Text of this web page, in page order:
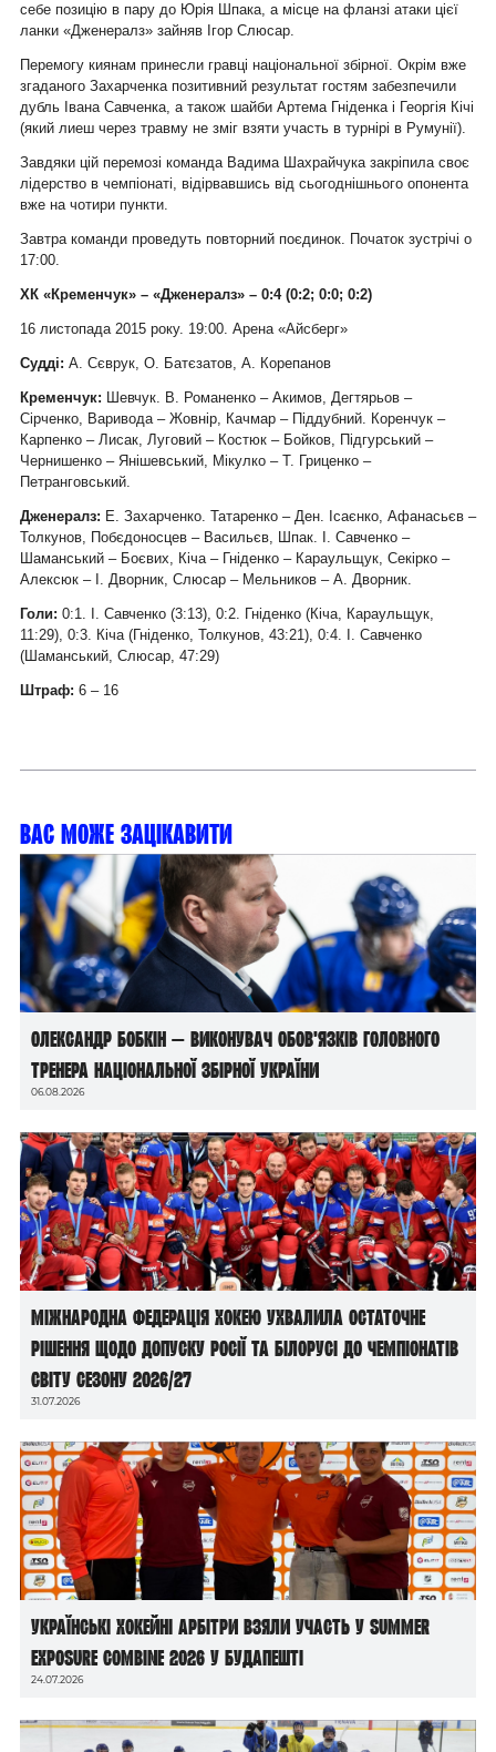
себе позицію в пару до Юрія Шпака, а місце на фланзі атаки цієї
ланки «Дженералз» зайняв Ігор Слюсар.
Перемогу киянам принесли гравці національної збірної. Окрім вже
згаданого Захарченка позитивний результат гостям забезпечили
дубль Івана Савченка, а також шайби Артема Гніденка і Георгія Кічі
(який лиеш через травму не зміг взяти участь в турнірі в Румунії).
Завдяки цій перемозі команда Вадима Шахрайчука закріпила своє
лідерство в чемпіонаті, відірвавшись від сьогоднішнього опонента
вже на чотири пункти.
Завтра команди проведуть повторний поєдинок. Початок зустрічі о
17:00.
ХК «Кременчук» – «Дженералз» – 0:4 (0:2; 0:0; 0:2)
16 листопада 2015 року. 19:00. Арена «Айсберг»
Судді: А. Сєврук, О. Батєзатов, А. Корепанов
Кременчук: Шевчук. В. Романенко – Акимов, Дегтярьов –
Сірченко, Варивода – Жовнір, Качмар – Піддубний. Коренчук –
Карпенко – Лисак, Луговий – Костюк – Бойков, Підгурський –
Чернишенко – Янішевський, Мікулко – Т. Гриценко –
Петранговський.
Дженералз: Е. Захарченко. Татаренко – Ден. Ісаєнко, Афанасьєв –
Толкунов, Побєдоносцев – Васильєв, Шпак. І. Савченко –
Шаманський – Боєвих, Кіча – Гніденко – Караульщук, Секірко –
Алексюк – І. Дворник, Слюсар – Мельников – А. Дворник.
Голи: 0:1. І. Савченко (3:13), 0:2. Гніденко (Кіча, Караульщук,
11:29), 0:3. Кіча (Гніденко, Толкунов, 43:21), 0:4. І. Савченко
(Шаманський, Слюсар, 47:29)
Штраф: 6 – 16
Вас може зацікавити
Олександр Бобкін — виконувач обов’язків головного
тренера національної збірної України
06.08.2026
Міжнародна федерація хокею ухвалила остаточне
рішення щодо допуску росії та білорусі до чемпіонатів
світу сезону 2026/27
31.07.2026
Українські хокейні арбітри взяли участь у Summer
Exposure Combine 2026 у Будапешті
24.07.2026